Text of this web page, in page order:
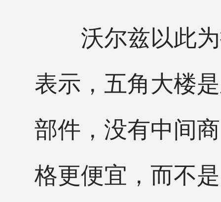
沃尔兹以此为
表示，五角大楼
部件，没有中间
格更便宜，而不